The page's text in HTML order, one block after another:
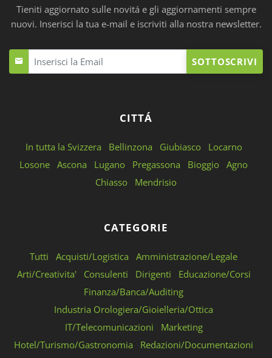
Tieniti aggiornato sulle novitá e gli aggiornamenti sempre
nuovi. Inserisci la tua e-mail e iscriviti alla nostra newsletter.
SOTTOSCRIVI
CITTÁ
In tutta la Svizzera Bellinzona Giubiasco
Locarno
Losone Ascona Lugano Pregassona Bioggio Agno
Chiasso
Mendrisio
CATEGORIE
Tutti Acquisti/Logistica
Amministrazione/Legale
Arti/Creativita'
Consulenti Dirigenti
Educazione/Corsi
Finanza/Banca/Auditing
Industria Orologiera/Gioielleria/Ottica
IT/Telecomunicazioni
Marketing
Hotel/Turismo/Gastronomia
Redazioni/Documentazioni